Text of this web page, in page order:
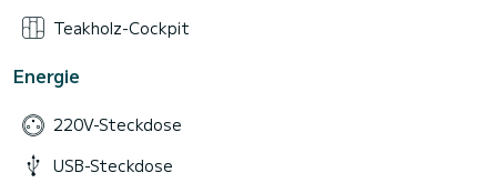
Teakholz-Cockpit
Energie
220V-Steckdose
USB-Steckdose